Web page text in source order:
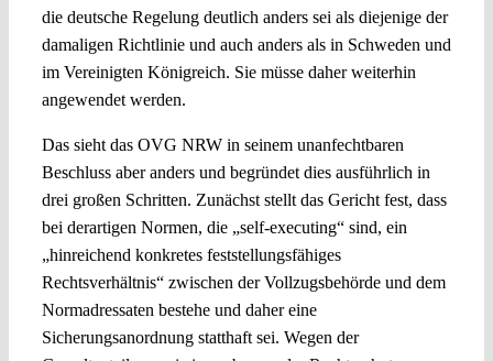
die deutsche Regelung deutlich anders sei als diejenige der
damaligen Richtlinie und auch anders als in Schweden und
im Vereinigten Königreich. Sie müsse daher weiterhin
angewendet werden.
Das sieht das OVG NRW in seinem unanfechtbaren
Beschluss aber anders und begründet dies ausführlich in
drei großen Schritten. Zunächst stellt das Gericht fest, dass
bei derartigen Normen, die „self-executing“ sind, ein
„hinreichend konkretes feststellungsfähiges
Rechtsverhältnis“ zwischen der Vollzugsbehörde und dem
Normadressaten bestehe und daher eine
Sicherungsanordnung statthaft sei. Wegen der